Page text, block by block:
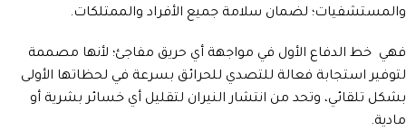
والمستشفيات؛ لضمان سلامة جميع الأفراد والممتلكات.
فهي خط الدفاع الأول في مواجهة أي حريق مفاجئ؛ لأنها مصممة
لتوفير استجابة فعالة للتصدي للحرائق بسرعة في لحظاتها الأولى
بشكل تلقائي، وتحد من انتشار النيران لتقليل أي خسائر بشرية أو
مادية.